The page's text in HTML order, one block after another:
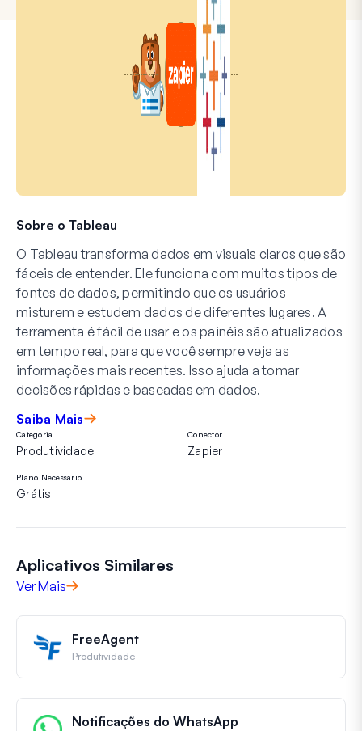
Sobre o Tableau
O Tableau transforma dados em visuais claros que são
fáceis de entender. Ele funciona com muitos tipos de
fontes de dados, permitindo que os usuários
misturem e estudem dados de diferentes lugares. A
ferramenta é fácil de usar e os painéis são atualizados
em tempo real, para que você sempre veja as
informações mais recentes. Isso ajuda a tomar
decisões rápidas e baseadas em dados.
Saiba Mais
Categoria
Produtividade
Conector
Zapier
Plano Necessário
Grátis
Aplicativos Similares
Ver Mais
FreeAgent
Produtividade
Notificações do WhatsApp